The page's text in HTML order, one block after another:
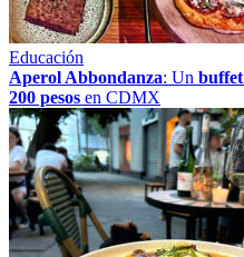
Educación
Aperol Abbondanza: Un buffet
200 pesos en CDMX